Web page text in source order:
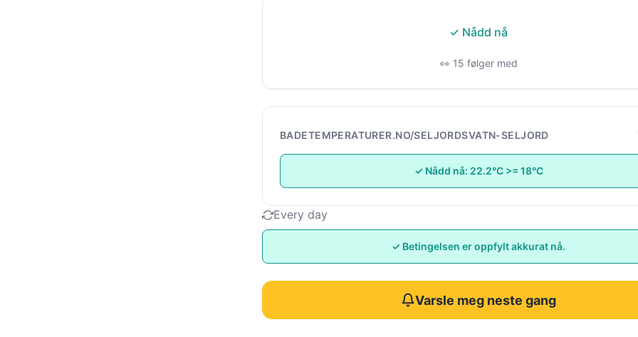
✓ Nådd nå
👀 15 følger med
BADETEMPERATURER.NO/SELJORDSVATN-SELJORD
✓ Nådd nå: 22.2°C >= 18°C
Every day
✓ Betingelsen er oppfylt akkurat nå.
Varsle meg neste gang